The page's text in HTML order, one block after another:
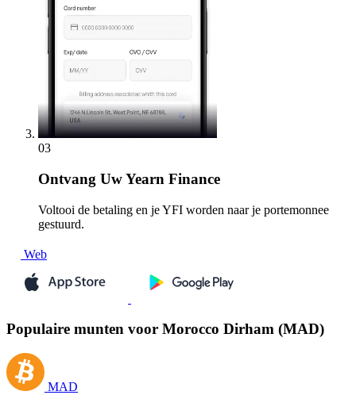
03
Ontvang Uw Yearn Finance
Voltooi de betaling en je YFI worden naar je portemonnee
gestuurd.
Web
Populaire munten voor Morocco Dirham (MAD)
MAD